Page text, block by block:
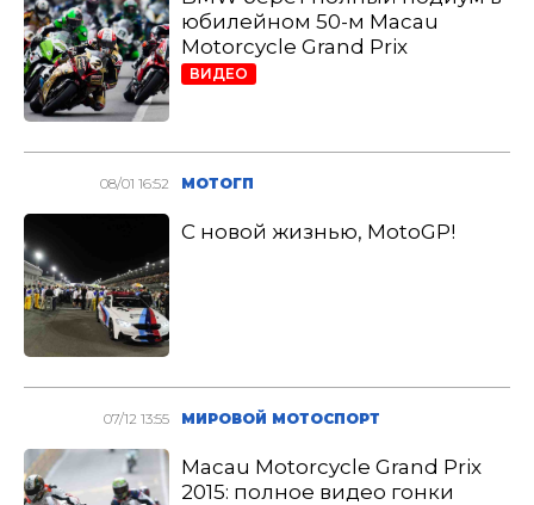
юбилейном 50-м Macau
Motorcycle Grand Prix
ВИДЕО
08/01 16:52 МОТОГП
С новой жизнью, MotoGP!
07/12 13:55 МИРОВОЙ МОТОСПОРТ
Macau Motorcycle Grand Prix
2015: полное видео гонки